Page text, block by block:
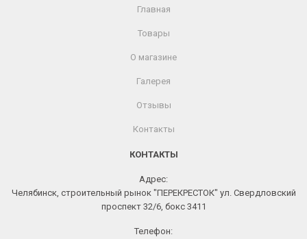
Главная
Товары
О магазине
Галерея
Отзывы
Контакты
КОНТАКТЫ
Адрес:
Челябинск, строительный рынок "ПЕРЕКРЕСТОК" ул. Свердловский
проспект 32/6, бокс 3411
Телефон: